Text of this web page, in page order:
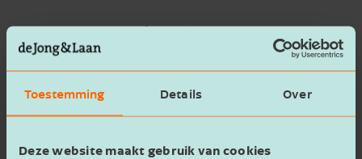
Toestemming Details Over
Deze website maakt gebruik van cookies
De Hoge Raad heeft beslist dat geen sprake is
van discriminatie ten opzichte van
belastingplichtigen die wel op tijd bezwaar
maakten. Ook het evenredigheidsbeginsel, het
vertrouwensbeginsel en het
zorgvuldigheidsbeginsel zijn niet geschonden,